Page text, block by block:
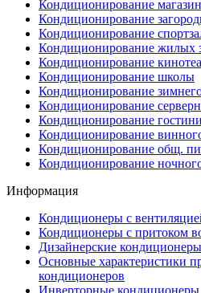
Кондиционирование
Кондиционирование
Кондиционирование
Кондиционирование жилых
Кондиционирование
Кондиционирование школы
Кондиционирование
Кондиционирование
Кондиционирование
Кондиционирование
Кондиционирование общ.
Кондиционирование
Информация
Кондиционеры с
Кондиционеры с притоком
Дизайнерские кондиционеры
Основные характеристики
кондиционеров